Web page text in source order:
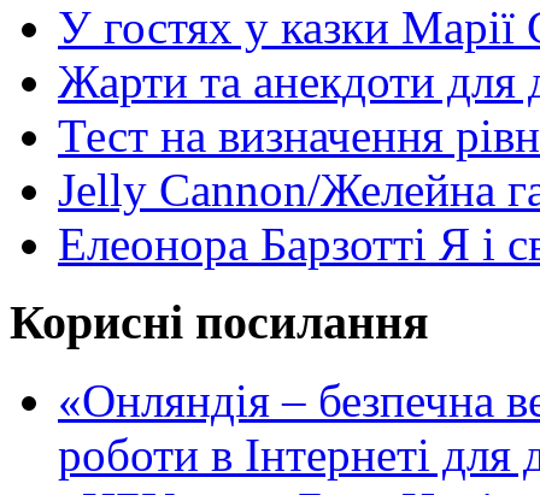
У гостях у казки
Жарти та анекдоти для
Тест на визначення
Jelly Cannon/Желейна
Елеонора Барзотті Я і
Корисні посилання
«Oнляндія – безпечна
роботи в Інтернеті для